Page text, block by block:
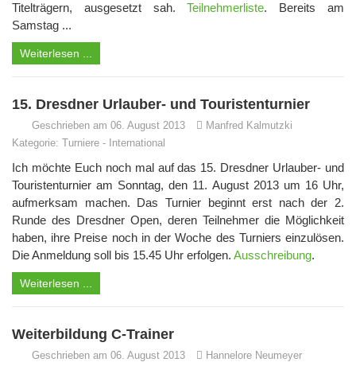
Titelträgern, ausgesetzt sah.Teilnehmerliste. Bereits am
Samstag ...
Weiterlesen ...
15. Dresdner Urlauber- und Touristenturnier
Geschrieben am 06. August 2013
Manfred Kalmutzki
Kategorie: Turniere - International
Ich möchte Euch noch mal auf das 15. Dresdner Urlauber- und
Touristenturnier am Sonntag, den 11. August 2013 um 16 Uhr,
aufmerksam machen. Das Turnier beginnt erst nach der 2.
Runde des Dresdner Open, deren Teilnehmer die Möglichkeit
haben, ihre Preise noch in der Woche des Turniers einzulösen.
Die Anmeldung soll bis 15.45 Uhr erfolgen. Ausschreibung.
Weiterlesen ...
Weiterbildung C-Trainer
Geschrieben am 06. August 2013
Hannelore Neumeyer